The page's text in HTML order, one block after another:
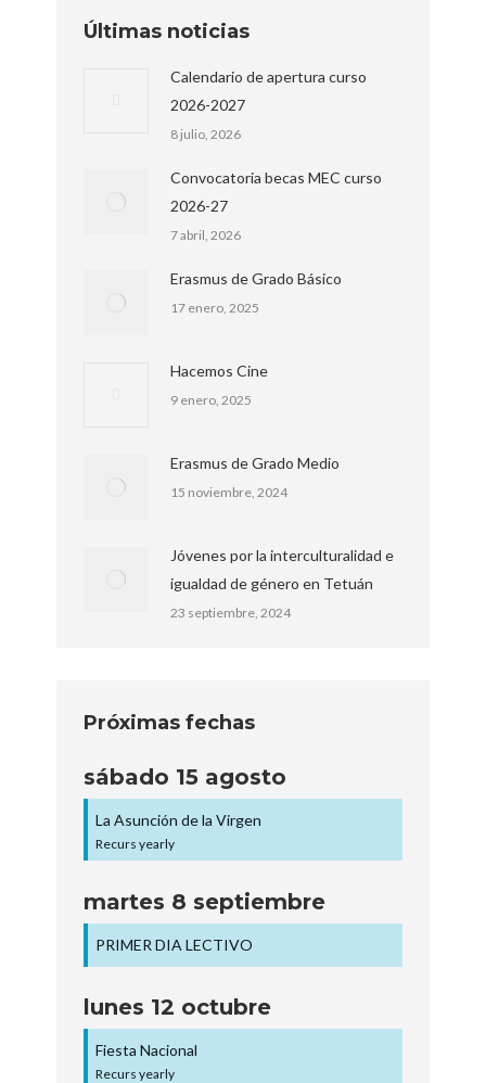
Últimas noticias
Calendario de apertura curso
2026-2027
8 julio, 2026
Convocatoria becas MEC curso
2026-27
7 abril, 2026
Erasmus de Grado Básico
17 enero, 2025
Hacemos Cine
9 enero, 2025
Erasmus de Grado Medio
15 noviembre, 2024
Jóvenes por la interculturalidad e
igualdad de género en Tetuán
23 septiembre, 2024
Próximas fechas
sábado 15 agosto
La Asunción de la Virgen
Recurs yearly
martes 8 septiembre
PRIMER DIA LECTIVO
lunes 12 octubre
Fiesta Nacional
Recurs yearly